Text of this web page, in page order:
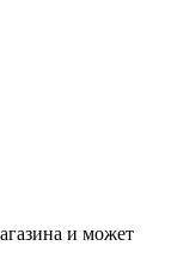
и может